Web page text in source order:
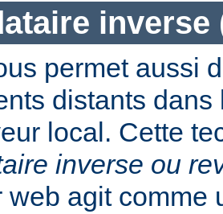
inverse
permet aussi
distants
local. Cette
inverse ou
web agit comme